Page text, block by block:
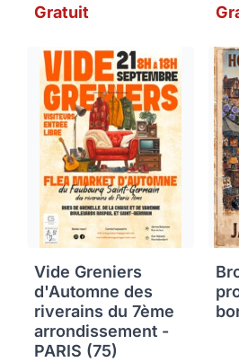
Gratuit
Vide Greniers
d'Automne des
riverains du 7ème
arrondissement -
PARIS (75)